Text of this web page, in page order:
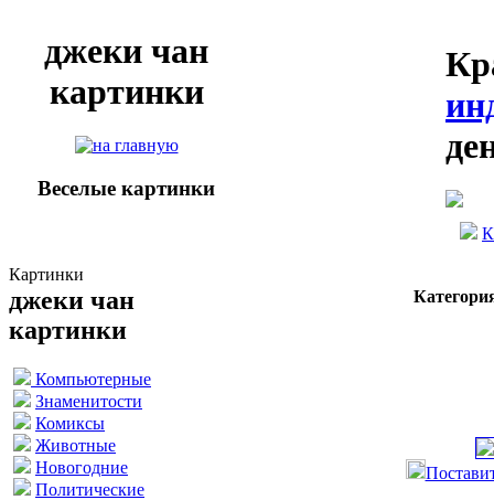
джеки чан
картинки
Веселые картинки
Картинки
джеки чан
картинки
Компьютерные
Знаменитости
Комиксы
Животные
Новогодние
Политические